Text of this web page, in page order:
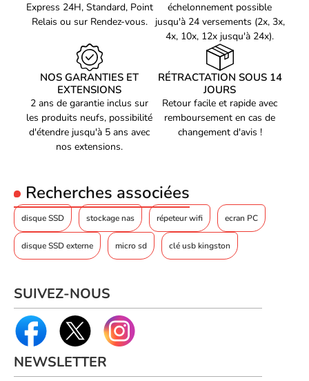
Express 24H, Standard, Point
Relais ou sur Rendez-vous.
échelonnement possible
jusqu'à 24 versements (2x, 3x,
4x, 10x, 12x jusqu'à 24x).
NOS GARANTIES ET
EXTENSIONS
2 ans de garantie inclus sur
les produits neufs, possibilité
d'étendre jusqu'à 5 ans avec
nos extensions.
RÉTRACTATION SOUS 14
JOURS
Retour facile et rapide avec
remboursement en cas de
changement d'avis !
Recherches associées
disque SSD stockage nas répeteur wifi ecran PC
disque SSD externe micro sd clé usb kingston
SUIVEZ-NOUS
NEWSLETTER